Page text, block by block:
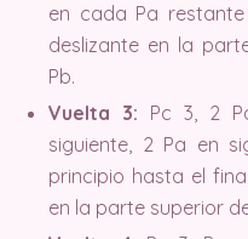
en cada Pa
deslizante en la
Pb.
Vuelta 3: Pc 3, 2
siguiente, 2 Pa en
principio hasta el
en la parte superior